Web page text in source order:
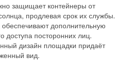
защищает контейнеры от
продлевая срок их службы.
дополнительную
доступа посторонних лиц.
дизайн площадки придаёт
вид.